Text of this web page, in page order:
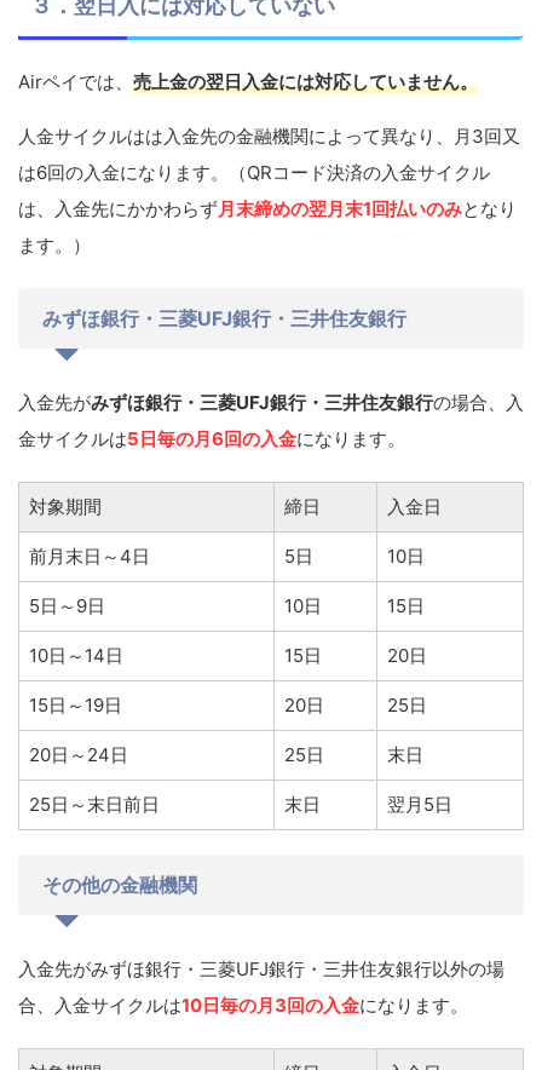
３．翌日入には対応していない
Airペイでは、 売上金の翌日入金には対応していません。
人金サイクルはは入金先の金融機関によって異なり、月3回又
は6回の入金になります。（QRコード決済の入金サイクル
は、入金先にかかわらず月末締めの翌月末1回払いのみとなり
ます。）
みずほ銀行・三菱UFJ銀行・三井住友銀行
入金先がみずほ銀行・三菱UFJ銀行・三井住友銀行の場合、入
金サイクルは5日毎の月6回の入金になります。
対象期間 締日 入金日
前月末日～4日 5日 10日
5日～9日 10日 15日
10日～14日 15日 20日
15日～19日 20日 25日
20日～24日 25日 末日
25日～末日前日 末日 翌月5日
その他の金融機関
入金先がみずほ銀行・三菱UFJ銀行・三井住友銀行以外の場
合、入金サイクルは10日毎の月3回の入金になります。